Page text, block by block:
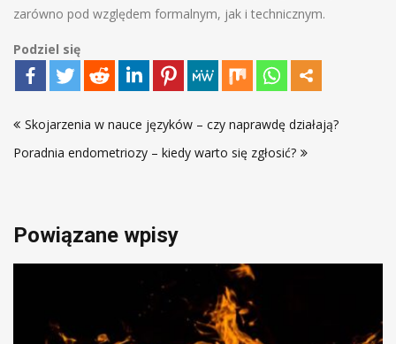
zarówno pod względem formalnym, jak i technicznym.
Podziel się
wpisu
Skojarzenia w nauce języków – czy naprawdę działają?
Poradnia endometriozy – kiedy warto się zgłosić?
Powiązane wpisy